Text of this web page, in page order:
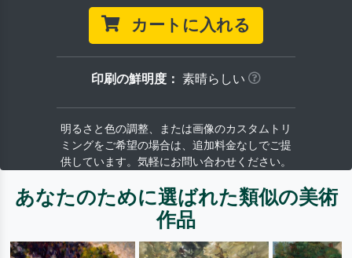
カートに入れる
印刷の鮮明度： 素晴らしい
明るさと色の調整、または画像のカスタムトリ
ミングをご希望の場合は、追加料金なしでご提
供しています。気軽にお問い合わせください。
あなたのために選ばれた類似の美術
作品